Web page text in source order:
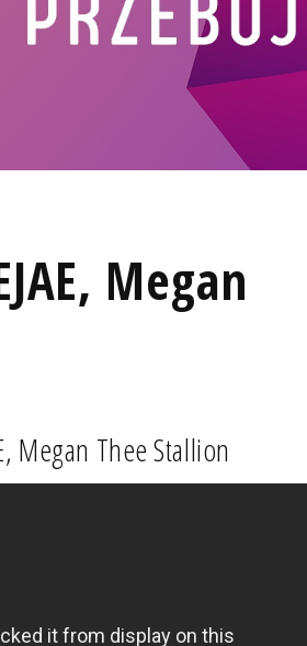
Megan
Megan Thee Stallion